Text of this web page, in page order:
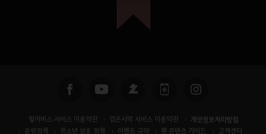
펄어비스 서비스 이용약관 검은사막 서비스 이용약관 개인정보처리방침
운영정책 청소년 보호 정책 이벤트 규약 팬 콘텐츠 가이드
고객센터